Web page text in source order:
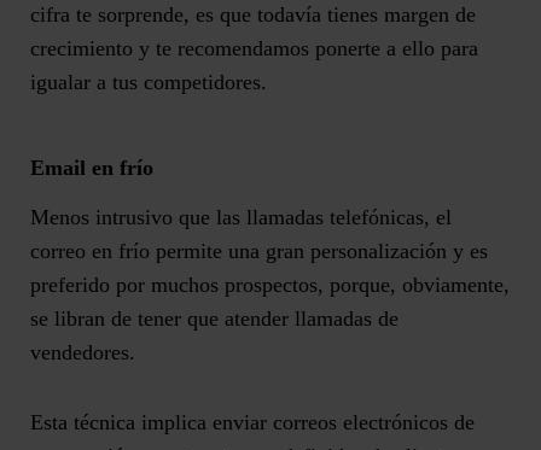
cifra te sorprende, es que todavía tienes margen de
crecimiento y te recomendamos ponerte a ello para
igualar a tus competidores.
Email en frío
Menos intrusivo que las llamadas telefónicas, el
correo en frío permite una gran personalización y es
preferido por muchos prospectos, porque, obviamente,
se libran de tener que atender llamadas de
vendedores.
Esta técnica implica enviar correos electrónicos de